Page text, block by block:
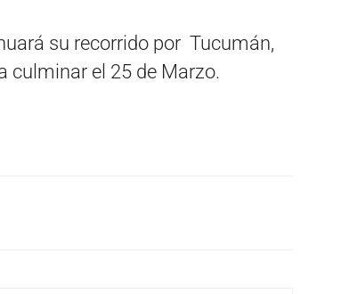
su recorrido por Tucumán,
culminar el 25 de Marzo.